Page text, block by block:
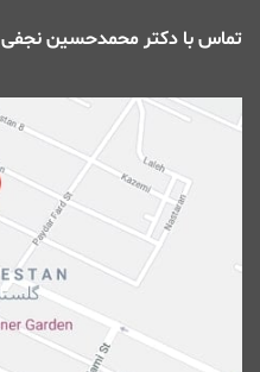
تماس با دکتر محمدحسین نجفی